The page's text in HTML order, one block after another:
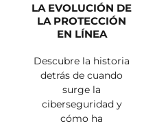
LA EVOLUCIÓN DE
LA PROTECCIÓN
EN LÍNEA
Descubre la historia
detrás de cuando
surge la
ciberseguridad y
cómo ha